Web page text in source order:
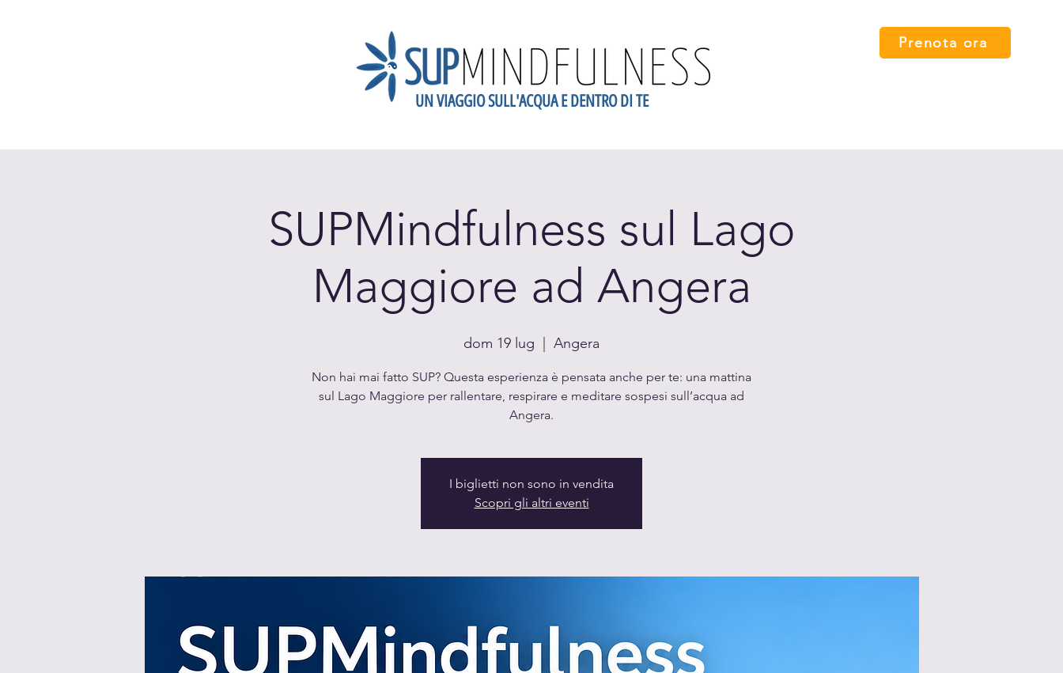
UN VIAGGIO SULL'ACQUA E DENTRO DI TE
Prenota ora
SUPMindfulness sul Lago
Maggiore ad Angera
dom 19 lug Angera
Non hai mai fatto SUP? Questa esperienza è pensata anche per te: una mattina
sul Lago Maggiore per rallentare, respirare e meditare sospesi sull’acqua ad
Angera.
I biglietti non sono in vendita
Scopri gli altri eventi